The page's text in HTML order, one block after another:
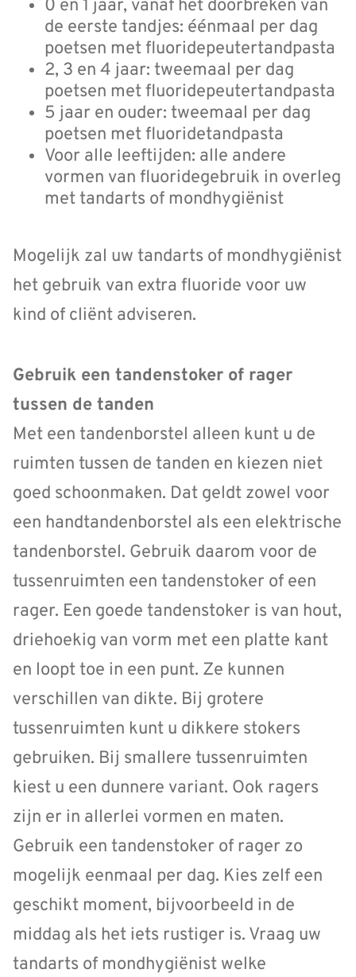
0 en 1 jaar, vanaf het doorbreken van
de eerste tandjes: éénmaal per dag
poetsen met fluoridepeutertandpasta
2, 3 en 4 jaar: tweemaal per dag
poetsen met fluoridepeutertandpasta
5 jaar en ouder: tweemaal per dag
poetsen met fluoridetandpasta
Voor alle leeftijden: alle andere
vormen van fluoridegebruik in overleg
met tandarts of mondhygiënist
Mogelijk zal uw tandarts of mondhygiënist
het gebruik van extra fluoride voor uw
kind of cliënt adviseren.
Gebruik een tandenstoker of rager
tussen de tanden
Met een tandenborstel alleen kunt u de
ruimten tussen de tanden en kiezen niet
goed schoonmaken. Dat geldt zowel voor
een handtandenborstel als een elektrische
tandenborstel. Gebruik daarom voor de
tussenruimten een tandenstoker of een
rager. Een goede tandenstoker is van hout,
driehoekig van vorm met een platte kant
en loopt toe in een punt. Ze kunnen
verschillen van dikte. Bij grotere
tussenruimten kunt u dikkere stokers
gebruiken. Bij smallere tussenruimten
kiest u een dunnere variant. Ook ragers
zijn er in allerlei vormen en maten.
Gebruik een tandenstoker of rager zo
mogelijk eenmaal per dag. Kies zelf een
geschikt moment, bijvoorbeeld in de
middag als het iets rustiger is. Vraag uw
tandarts of mondhygiënist welke